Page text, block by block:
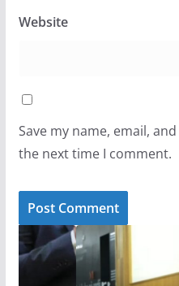
Website
Save my name, email,
the next time I comment.